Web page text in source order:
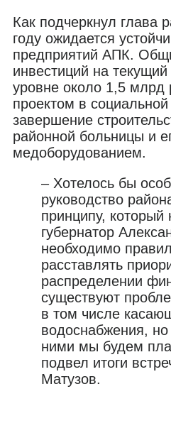
Как подчеркнул глава
году ожидается
предприятий АПК.
инвестиций на
уровне около 1,5
проектом в
завершение
районной больницы и
медоборудованием.
– Хотелось бы
руководство
принципу, который
губернатор
необходимо
расставлять
распределении
существуют
в том числе
водоснабжения, но
ними мы будем
подвел итоги
Матузов.